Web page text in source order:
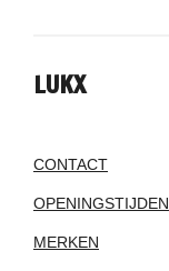
LUKX
CONTACT
OPENINGSTIJDEN
MERKEN